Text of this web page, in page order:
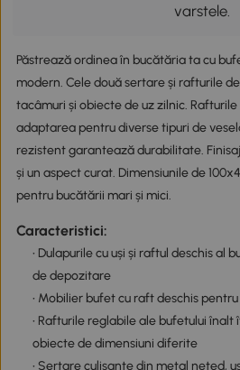
varstele.
Păstrează ordinea în bucătăria ta cu
modern. Cele două sertare și rafturile
tacâmuri și obiecte de uz zilnic.
adaptarea pentru diverse tipuri de
rezistent garantează durabilitate.
și un aspect curat. Dimensiunile de
pentru bucătării mari și mici.
Caracteristici:
• Dulapurile cu uși și raftul deschis al
de depozitare
• Mobilier bufet cu raft deschis
• Rafturile reglabile ale bufetului
obiecte de dimensiuni diferite
• Sertare culisante din metal neted,